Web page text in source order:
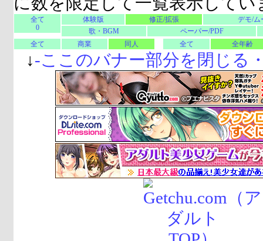
全て
0
体験版 修正/拡張
デモ/ム
歌・BGM
ペーパー/PDF
全て
商業 同人 全て 全年齢
↓-ここのバナー部分を閉じる